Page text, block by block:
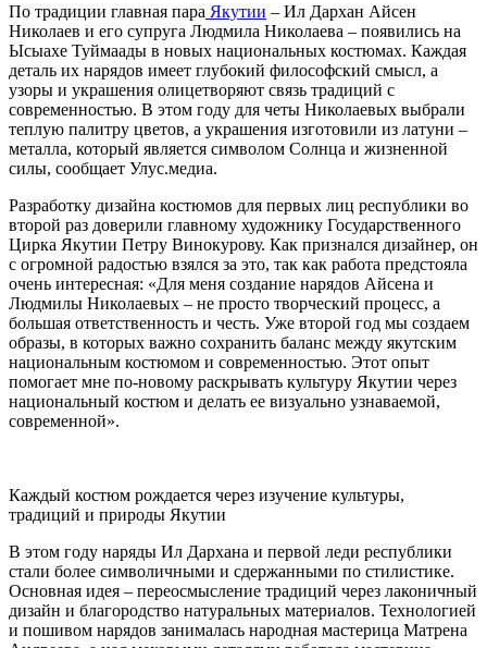
По традиции главная пара Якутии – Ил Дархан Айсен
Николаев и его супруга Людмила Николаева – появились на
Ысыахе Туймаады в новых национальных костюмах. Каждая
деталь их нарядов имеет глубокий философский смысл, а
узоры и украшения олицетворяют связь традиций с
современностью. В этом году для четы Николаевых выбрали
теплую палитру цветов, а украшения изготовили из латуни –
металла, который является символом Солнца и жизненной
силы, сообщает Улус.медиа.
Разработку дизайна костюмов для первых лиц республики во
второй раз доверили главному художнику Государственного
Цирка Якутии Петру Винокурову. Как признался дизайнер, он
с огромной радостью взялся за это, так как работа предстояла
очень интересная: «Для меня создание нарядов Айсена и
Людмилы Николаевых – не просто творческий процесс, а
большая ответственность и честь. Уже второй год мы создаем
образы, в которых важно сохранить баланс между якутским
национальным костюмом и современностью. Этот опыт
помогает мне по-новому раскрывать культуру Якутии через
национальный костюм и делать ее визуально узнаваемой,
современной».
Каждый костюм рождается через изучение культуры,
традиций и природы Якутии
В этом году наряды Ил Дархана и первой леди республики
стали более символичными и сдержанными по стилистике.
Основная идея – переосмысление традиций через лаконичный
дизайн и благородство натуральных материалов. Технологией
и пошивом нарядов занималась народная мастерица Матрена